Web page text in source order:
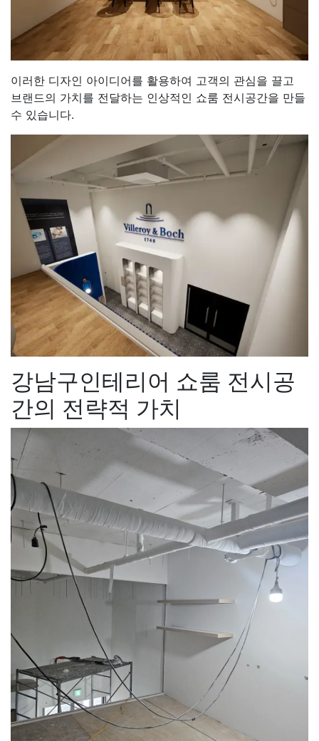
이러한 디자인 아이디어를 활용하여 고객의 관심을 끌고
브랜드의 가치를 전달하는 인상적인 쇼룸 전시공간을 만들
수 있습니다.
강남구인테리어 쇼룸 전시공
간의 전략적 가치